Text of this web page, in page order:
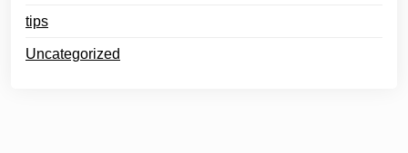
tips
Uncategorized